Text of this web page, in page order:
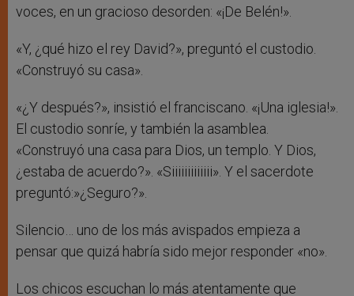
voces, en un gracioso desorden: «¡De Belén!».
«Y, ¿qué hizo el rey David?», preguntó el custodio.
«Construyó su casa».
«¿Y después?», insistió el franciscano. «¡Una iglesia!».
El custodio sonríe, y también la asamblea.
«Construyó una casa para Dios, un templo. Y Dios,
¿estaba de acuerdo?». «Siiiiiiiiiiiii». Y el sacerdote
preguntó:»¿Seguro?».
Silencio… uno de los más avispados empieza a
pensar que quizá habría sido mejor responder «no».
Los chicos escuchan lo más atentamente que